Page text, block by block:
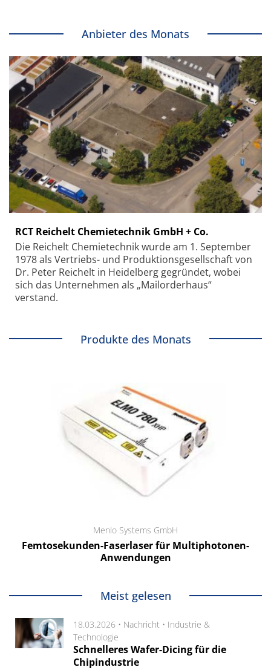
Anbieter des Monats
RCT Reichelt Chemietechnik GmbH + Co.
Die Reichelt Chemietechnik wurde am 1. September
1978 als Vertriebs- und Produktionsgesellschaft von
Dr. Peter Reichelt in Heidelberg gegründet, wobei
sich das Unternehmen als „Mailorderhaus“
verstand.
Produkte des Monats
Menlo Systems GmbH
Femtosekunden-Faserlaser für Multiphotonen-
Anwendungen
Meist gelesen
18.03.2026 • Nachricht • Industrie &
Technologie
Schnelleres Wafer-Dicing für die
Chipindustrie